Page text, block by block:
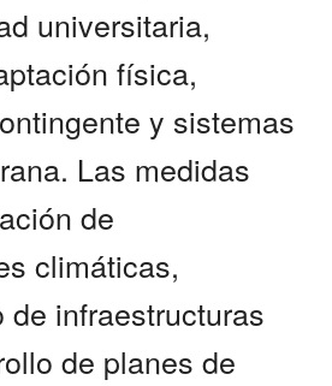
universitaria,
física,
y sistemas
Las medidas
de
climáticas,
infraestructuras
de planes de